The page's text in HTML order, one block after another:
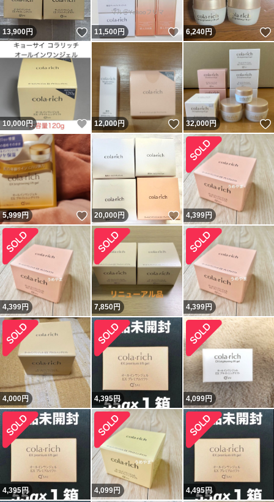
13,900円 いいね！
11,500円 いいね！
6,240円
10,000円 いいね！
12,000円 いいね！
32,000円
5,999円 いいね！
20,000円 いいね！
4,399円
4,399円 7,850円 4,399円
4,000円 4,395円 4,099円
4,395円 4,099円 4,495円